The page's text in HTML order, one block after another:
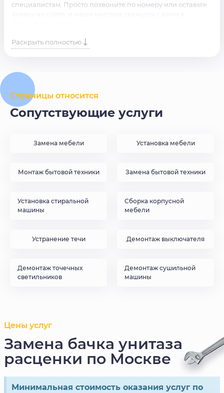
специалистам. Просто позвоните по номеру или оставьте
Раскрыть полностью
Страницы относится
Сопутствующие услуги
Замена мебели Установка мебели
Монтаж бытовой техники Замена бытовой техники
Установка стиральной
машины
Сборка корпусной
мебели
Устранение течи Демонтаж выключателя
Демонтаж точечных
светильников
Демонтаж сушильной
машины
Цены услуг
Замена бачка унитаза
расценки по Москве
Минимальная стоимость оказания услуг по